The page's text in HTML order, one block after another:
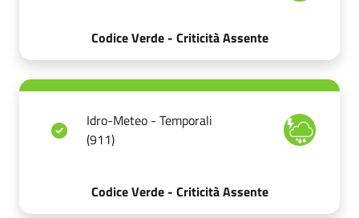
Codice Verde - Criticità Assente
Idro-Meteo - Temporali
(911)
Codice Verde - Criticità Assente